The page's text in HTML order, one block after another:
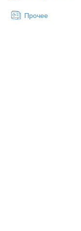
Прочее